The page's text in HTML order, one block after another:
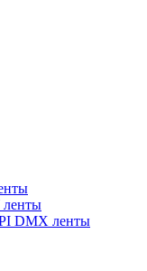
DMX ленты